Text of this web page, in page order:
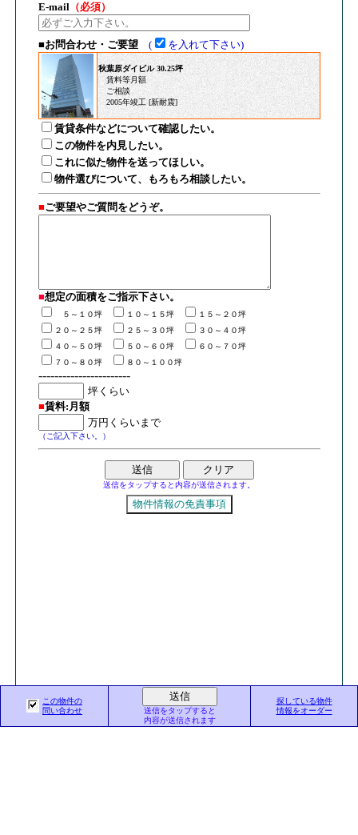
E-mail（必須）
■お問合わせ・ご要望 ( を入れて下さい)
秋葉原ダイビル 30.25坪
賃料等月額
ご相談
2005年竣工 [新耐震]
賃貸条件などについて確認したい。
この物件を内見したい。
これに似た物件を送ってほしい。
物件選びについて、もろもろ相談したい。
■ご要望やご質問をどうぞ。
■想定の面積をご指示下さい。
５～１０坪 １０～１５坪
１５～２０坪
２０～２５坪
２５～３０坪
３０～４０坪
４０～５０坪
５０～６０坪
６０～７０坪
７０～８０坪
８０～１００坪
-----------------------
■賃料:月額
（ご記入下さい。）
送信をタップすると内容が送信されます。
東京都知事（5）第76338号
株式会社 東京オフィスプロジェクト
この物件の
問い合わせ
送信をタップすると
内容が送信されます
探している物件
情報をオーダー